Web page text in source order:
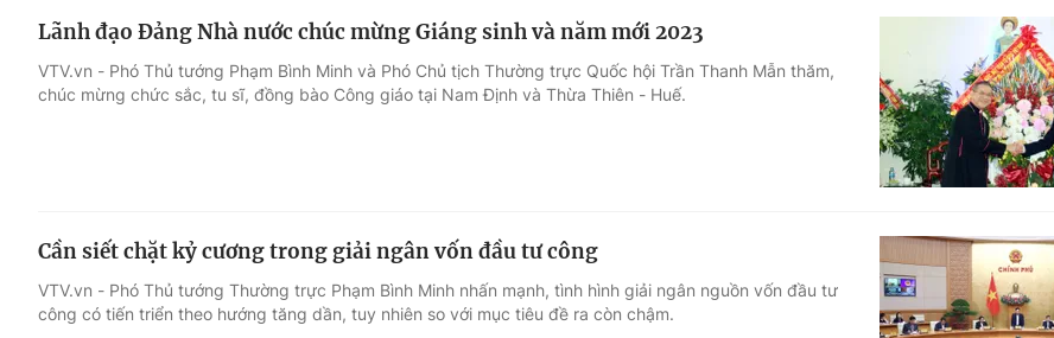
Photo
Infographic
Góc ảnh
Điện ảnh
Âm nhạc
Sao
Du lịch
Làm đẹp
Chất lượng cuộc sống
Học trực tuyến
Công nghệ
Hitech Công
Sản phẩm
Thị trường
Lãnh đạo Đảng Nhà nước chúc mừng Giáng sinh và năm mới 2023
VTV.vn - Phó Thủ tướng Phạm Bình Minh và Phó Chủ tịch Thường trực Quốc hội Trần Thanh Mẫn thăm,
chúc mừng chức sắc, tu sĩ, đồng bào Công giáo tại Nam Định và Thừa Thiên - Huế.
Cần siết chặt kỷ cương trong giải ngân vốn đầu tư công
VTV.vn - Phó Thủ tướng Thường trực Phạm Bình Minh nhấn mạnh, tình hình giải ngân nguồn vốn đầu tư
công có tiến triển theo hướng tăng dần, tuy nhiên so với mục tiêu đề ra còn chậm.